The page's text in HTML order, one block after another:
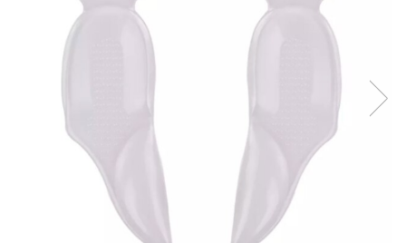
Periute dinti
Produse albire si curatare dinti
Accesorii vestimentare
Coliere, lantisoare si chokere